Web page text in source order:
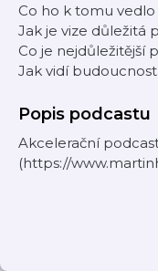
Co ho k tomu vedlo
Jak je vize důležitá
Co je nejdůležitější
Jak vidí
Popis podcastu
Akcelerační
(https://